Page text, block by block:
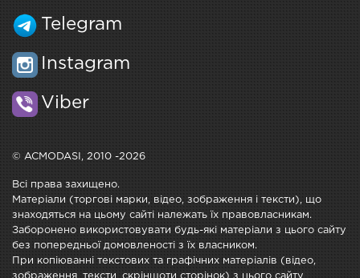
Telegram
Instagram
Viber
© ACMODASI, 2010 -2026
Всі права захищено.
Матеріали (торгові марки, відео, зображення і тексти), що
знаходяться на цьому сайті належать їх правовласникам.
Заборонено використовувати будь-які матеріали з цього сайту
без попередньої домовленості з їх власником.
При копіюванні текстових та графічних матеріалів (відео,
зображення, тексти, скріншоти сторінок) з цього сайту